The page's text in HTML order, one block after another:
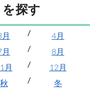
探す
月
4月
月
8月
月
12月
秋 冬